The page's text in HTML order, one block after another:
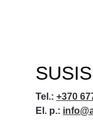
Tel.: +370
El. p.: